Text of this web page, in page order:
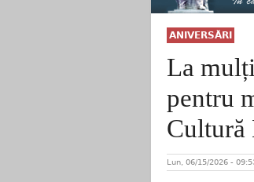
ANIVERSĂRI
La
pentru
Cultură
Lun, 06/15/2026 -